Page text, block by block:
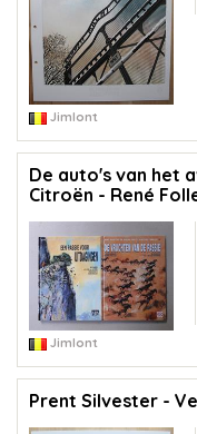
Jimlont
De auto's van het
Citroën - René
Jimlont
Prent Silvester -